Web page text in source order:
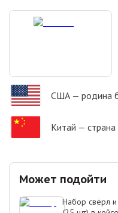
США — родина
Китай —
Может подойти
Набор свёрл